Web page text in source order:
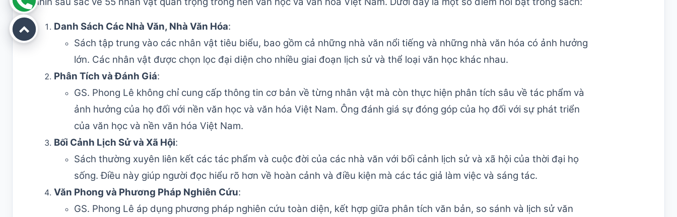
Danh Sách Các Nhà Văn, Nhà Văn Hóa:
Sách tập trung vào các nhân vật tiêu biểu, bao gồm cả những nhà văn nổi tiếng và những nhà văn hóa có ảnh hưởng
lớn. Các nhân vật được chọn lọc đại diện cho nhiều giai đoạn lịch sử và thể loại văn học khác nhau.
Phân Tích và Đánh Giá:
GS. Phong Lê không chỉ cung cấp thông tin cơ bản về từng nhân vật mà còn thực hiện phân tích sâu về tác phẩm và
ảnh hưởng của họ đối với nền văn học và văn hóa Việt Nam. Ông đánh giá sự đóng góp của họ đối với sự phát triển
của văn học và nền văn hóa Việt Nam.
Bối Cảnh Lịch Sử và Xã Hội:
Sách thường xuyên liên kết các tác phẩm và cuộc đời của các nhà văn với bối cảnh lịch sử và xã hội của thời đại họ
sống. Điều này giúp người đọc hiểu rõ hơn về hoàn cảnh và điều kiện mà các tác giả làm việc và sáng tác.
Văn Phong và Phương Pháp Nghiên Cứu:
GS. Phong Lê áp dụng phương pháp nghiên cứu toàn diện, kết hợp giữa phân tích văn bản, so sánh và lịch sử văn